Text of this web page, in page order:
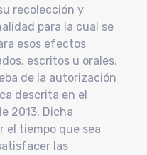
recolección y
para la cual se
esos efectos
escritos u orales,
de la autorización
descrita en el
2013. Dicha
el tiempo que sea
las